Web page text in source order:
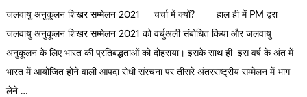
जलवायु अनुकूलन शिखर सम्मेलन 2021 चर्चा में क्यों? हाल ही में PM द्बरा
जलवायु अनुकूलन शिखर सम्मेलन 2021 को वर्चुअली संबोधित किया और जलवायु
अनुकूलन के लिए भारत की प्रतिबद्धताओं को दोहराया। इसके साथ ही इस वर्ष के अंत में
भारत में आयोजित होने वाली आपदा रोधी संरचना पर तीसरे अंतरराष्ट्रीय सम्मेलन में भाग
लेने …